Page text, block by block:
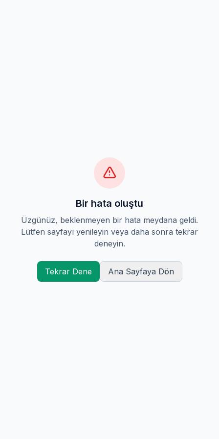
Bir hata oluştu
Üzgünüz, beklenmeyen bir hata meydana geldi.
Lütfen sayfayı yenileyin veya daha sonra tekrar
deneyin.
Tekrar Dene Ana Sayfaya Dön